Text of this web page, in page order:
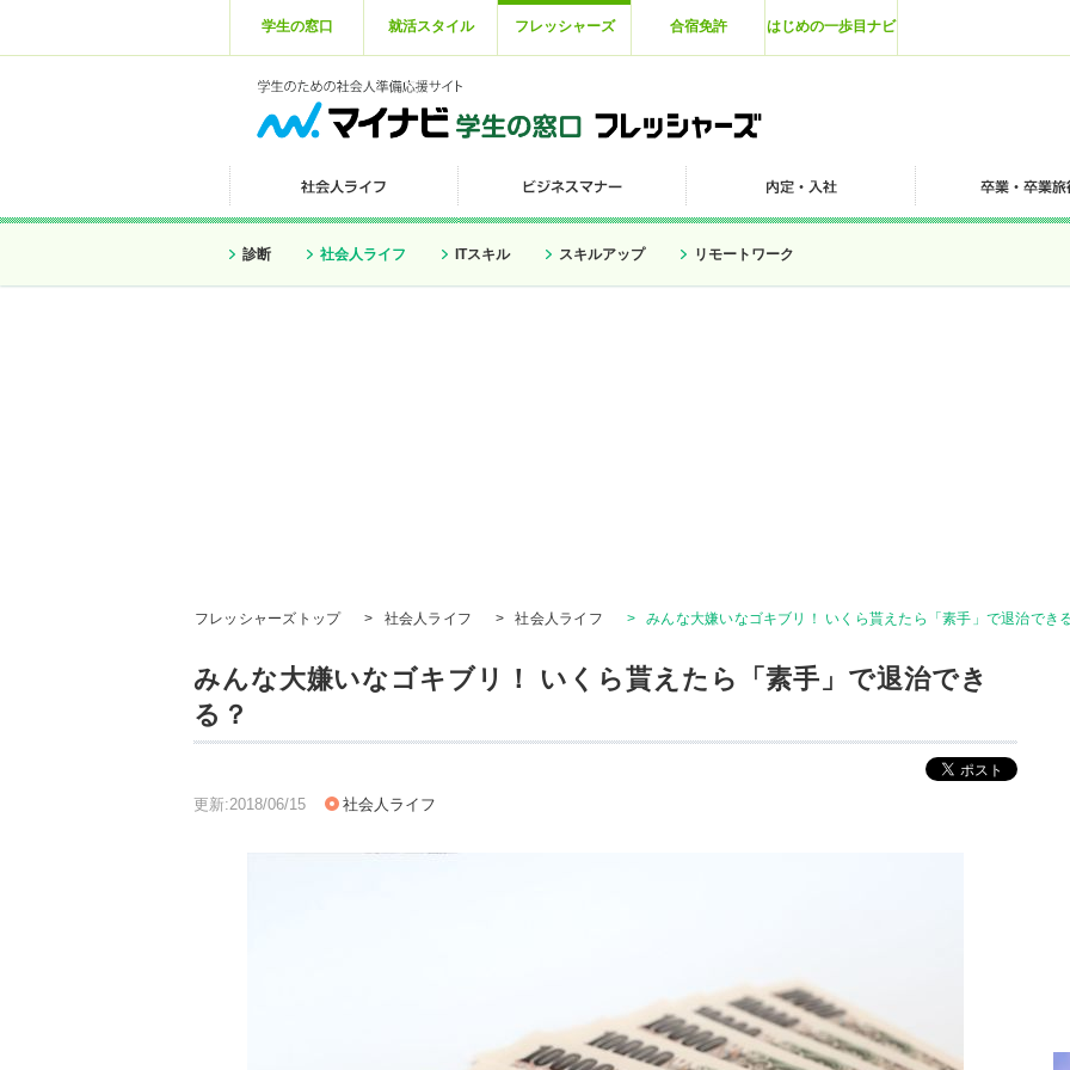
学生の窓口 就活スタイル フレッシャーズ 合宿免許 はじめの一歩目ナビ
診断 社会人ライフ ITスキル スキルアップ リモートワーク
フレッシャーズトップ > 社会人ライフ > 社会人ライフ > みんな大嫌いなゴキブリ！ いくら貰えたら「素手」で退治でき
みんな大嫌いなゴキブリ！ いくら貰えたら「素手」で退治でき
る？
更新:2018/06/15 社会人ライフ